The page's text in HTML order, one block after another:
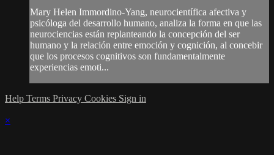
Mary Helen Immordino-Yang, neurocientífica afectiva y
psicóloga del desarrollo humano, analiza la forma en que las
neurociencias están replanteando la concepción del ser
humano y la relación entre emoción y cognición, al concebir
que los procesos cognitivos son fundamentalmente
experiencias emoti...
Help Terms Privacy Cookies Sign in
×